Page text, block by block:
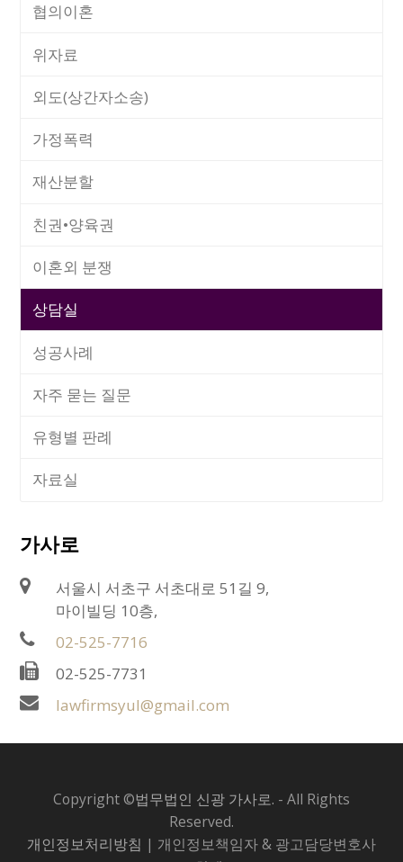
협의이혼
위자료
외도(상간자소송)
가정폭력
재산분할
친권•양육권
이혼외 분쟁
상담실
성공사례
자주 묻는 질문
유형별 판례
자료실
가사로
서울시 서초구 서초대로 51길 9,
마이빌딩 10층,
02-525-7716
02-525-7731
lawfirmsyul@gmail.com
Copyright ©법무법인 신광 가사로. - All Rights
Reserved.
개인정보처리방침 | 개인정보책임자 & 광고담당변호사